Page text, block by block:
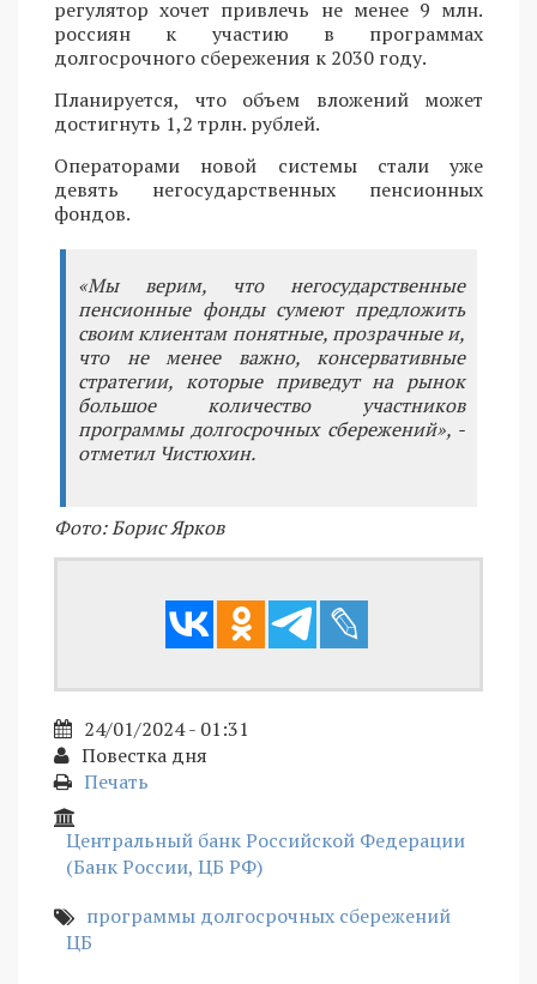
регулятор хочет привлечь не менее 9 млн.
россиян к участию в программах
долгосрочного сбережения к 2030 году.
Планируется, что объем вложений может
достигнуть 1,2 трлн. рублей.
Операторами новой системы стали уже
девять негосударственных пенсионных
фондов.
«Мы верим, что негосударственные
пенсионные фонды сумеют предложить
своим клиентам понятные, прозрачные и,
что не менее важно, консервативные
стратегии, которые приведут на рынок
большое количество участников
программы долгосрочных сбережений», -
отметил Чистюхин.
Фото: Борис Ярков
24/01/2024 - 01:31
Повестка дня
Печать
Центральный банк Российской Федерации
(Банк России, ЦБ РФ)
программы долгосрочных сбережений
ЦБ